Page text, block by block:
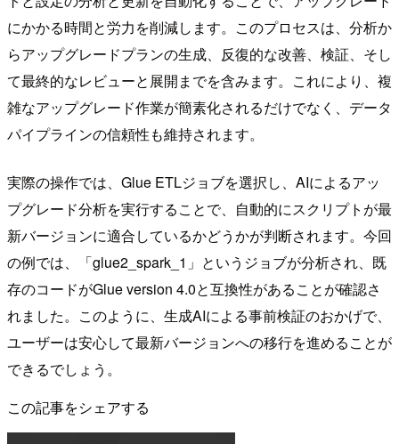
にかかる時間と労力を削減します。このプロセスは、分析か
らアップグレードプランの生成、反復的な改善、検証、そし
て最終的なレビューと展開までを含みます。これにより、複
雑なアップグレード作業が簡素化されるだけでなく、データ
パイプラインの信頼性も維持されます。
実際の操作では、Glue ETLジョブを選択し、AIによるアッ
プグレード分析を実行することで、自動的にスクリプトが最
新バージョンに適合しているかどうかが判断されます。今回
の例では、「glue2_spark_1」というジョブが分析され、既
存のコードがGlue version 4.0と互換性があることが確認さ
れました。このように、生成AIによる事前検証のおかげで、
ユーザーは安心して最新バージョンへの移行を進めることが
できるでしょう。
この記事をシェアする